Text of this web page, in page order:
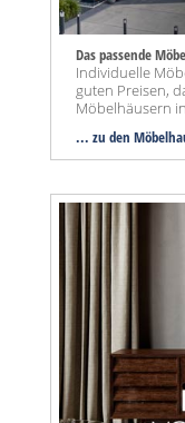
Das passende
Individuelle
guten Preisen,
Möbelhäusern
... zu den